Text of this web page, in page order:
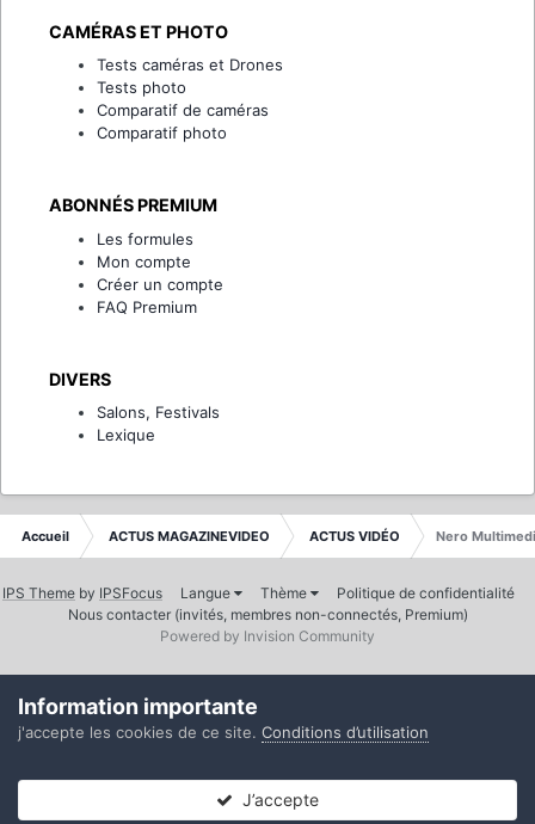
CAMÉRAS ET PHOTO
Tests caméras et Drones
Tests photo
Comparatif de caméras
Comparatif photo
ABONNÉS PREMIUM
Les formules
Mon compte
Créer un compte
FAQ Premium
DIVERS
Salons, Festivals
Lexique
Accueil ACTUS MAGAZINEVIDEO ACTUS VIDÉO Nero
IPS Theme by IPSFocus Langue Thème
Politique de confidentialité
Nous contacter (invités, membres non-connectés, Premium)
Powered by Invision Community
Information importante
j'accepte les cookies de ce site. Conditions d’utilisation
J’accepte